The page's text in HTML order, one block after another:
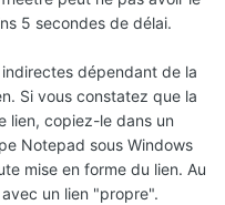
5 secondes de délai.
dépendant de la
Si vous constatez que la
lien, copiez-le dans un
Notepad sous Windows
mise en forme du lien. Au
un lien "propre".